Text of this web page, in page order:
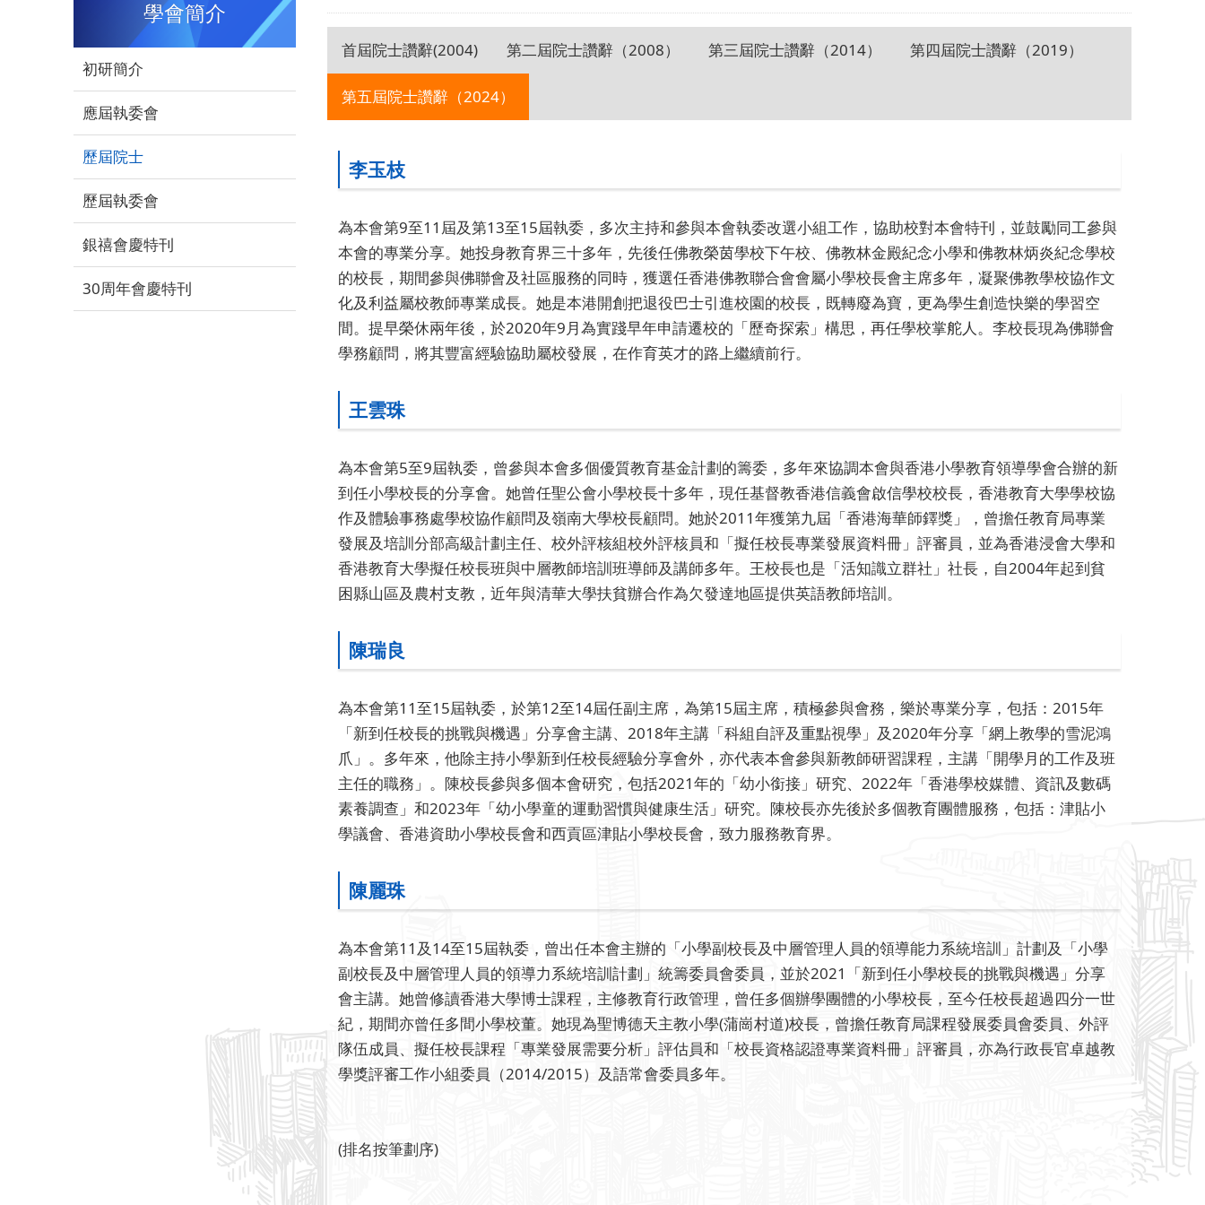
首屆院士讚辭(2004) 第二屆院士讚辭（2008） 第三屆院士讚辭（2014） 第四屆院士讚辭（2019）
第五屆院士讚辭（2024）
李玉枝
為本會第9至11屆及第13至15屆執委，多次主持和參與本會執委改選小組工作，協助校對本會特刊，並鼓勵同工參與
本會的專業分享。她投身教育界三十多年，先後任佛教榮茵學校下午校、佛教林金殿紀念小學和佛教林炳炎紀念學校
的校長，期間參與佛聯會及社區服務的同時，獲選任香港佛教聯合會會屬小學校長會主席多年，凝聚佛教學校協作文
化及利益屬校教師專業成長。她是本港開創把退役巴士引進校園的校長，既轉廢為寶，更為學生創造快樂的學習空
間。提早榮休兩年後，於2020年9月為實踐早年申請遷校的「歷奇探索」構思，再任學校掌舵人。李校長現為佛聯會
學務顧問，將其豐富經驗協助屬校發展，在作育英才的路上繼續前行。
王雲珠
為本會第5至9屆執委，曾參與本會多個優質教育基金計劃的籌委，多年來協調本會與香港小學教育領導學會合辦的新
到任小學校長的分享會。她曾任聖公會小學校長十多年，現任基督教香港信義會啟信學校校長，香港教育大學學校協
作及體驗事務處學校協作顧問及嶺南大學校長顧問。她於2011年獲第九屆「香港海華師鐸獎」，曾擔任教育局專業
發展及培訓分部高級計劃主任、校外評核組校外評核員和「擬任校長專業發展資料冊」評審員，並為香港浸會大學和
香港教育大學擬任校長班與中層教師培訓班導師及講師多年。王校長也是「活知識立群社」社長，自2004年起到貧
困縣山區及農村支教，近年與清華大學扶貧辦合作為欠發達地區提供英語教師培訓。
陳瑞良
為本會第11至15屆執委，於第12至14屆任副主席，為第15屆主席，積極參與會務，樂於專業分享，包括：2015年
「新到任校長的挑戰與機遇」分享會主講、2018年主講「科組自評及重點視學」及2020年分享「網上教學的雪泥鴻
爪」。多年來，他除主持小學新到任校長經驗分享會外，亦代表本會參與新教師研習課程，主講「開學月的工作及班
主任的職務」。陳校長參與多個本會研究，包括2021年的「幼小銜接」研究、2022年「香港學校媒體、資訊及數碼
素養調查」和2023年「幼小學童的運動習慣與健康生活」研究。陳校長亦先後於多個教育團體服務，包括：津貼小
學議會、香港資助小學校長會和西貢區津貼小學校長會，致力服務教育界。
陳麗珠
為本會第11及14至15屆執委，曾出任本會主辦的「小學副校長及中層管理人員的領導能力系統培訓」計劃及「小學
副校長及中層管理人員的領導力系統培訓計劃」統籌委員會委員，並於2021「新到任小學校長的挑戰與機遇」分享
會主講。她曾修讀香港大學博士課程，主修教育行政管理，曾任多個辦學團體的小學校長，至今任校長超過四分一世
紀，期間亦曾任多間小學校董。她現為聖博德天主教小學(蒲崗村道)校長，曾擔任教育局課程發展委員會委員、外評
隊伍成員、擬任校長課程「專業發展需要分析」評估員和「校長資格認證專業資料冊」評審員，亦為行政長官卓越教
學獎評審工作小組委員（2014/2015）及語常會委員多年。
(排名按筆劃序)
學會簡介
初研簡介
應屆執委會
歷屆院士
歷屆執委會
銀禧會慶特刊
30周年會慶特刊